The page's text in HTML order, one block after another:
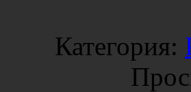
Категория: